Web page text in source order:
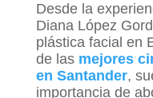
Desde la
Diana López
plástica facial en
de las mejores
en Santander,
importancia de